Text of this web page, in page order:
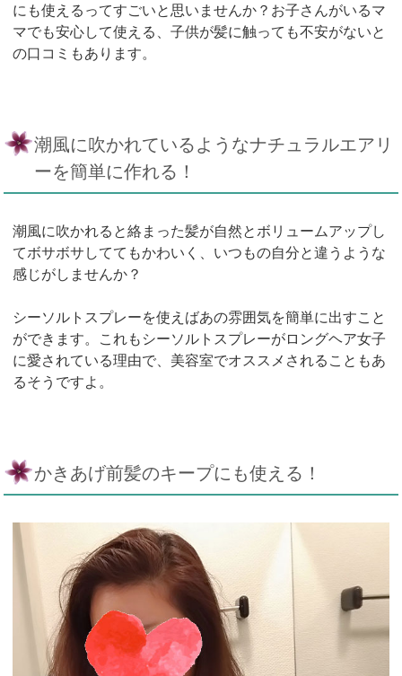
にも使えるってすごいと思いませんか？お子さんがいるマ
マでも安心して使える、子供が髪に触っても不安がないと
の口コミもあります。
潮風に吹かれているようなナチュラルエアリ
ーを簡単に作れる！
潮風に吹かれると絡まった髪が自然とボリュームアップし
てボサボサしててもかわいく、いつもの自分と違うような
感じがしませんか？
シーソルトスプレーを使えばあの雰囲気を簡単に出すこと
ができます。これもシーソルトスプレーがロングヘア女子
に愛されている理由で、美容室でオススメされることもあ
るそうですよ。
かきあげ前髪のキープにも使える！